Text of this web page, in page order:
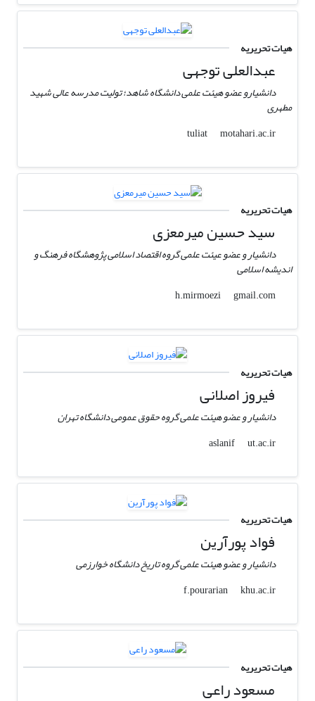
هیات تحریریه
عبدالعلی توجهی
دانشیارو عضو هیئت علمی دانشگاه شاهد؛ تولیت مدرسه عالی شهید
مطهری
tuliat
motahari.ac.ir
هیات تحریریه
سید‌ حسین میرمعزی
دانشیار و عضو عیئت علمی گروه اقتصاد اسلامی پژوهشگاه فرهنگ و
اندیشه اسلامی
h.mirmoezi
gmail.com
هیات تحریریه
فیروز اصلانی
دانشیار و عضو هیئت علمی گروه حقوق عمومی دانشگاه تهران
aslanif
ut.ac.ir
هیات تحریریه
فواد پورآرین
دانشیار و عضو هیئت علمی گروه تاریخ دانشگاه خوارزمی
f.pourarian
khu.ac.ir
هیات تحریریه
مسعود راعی